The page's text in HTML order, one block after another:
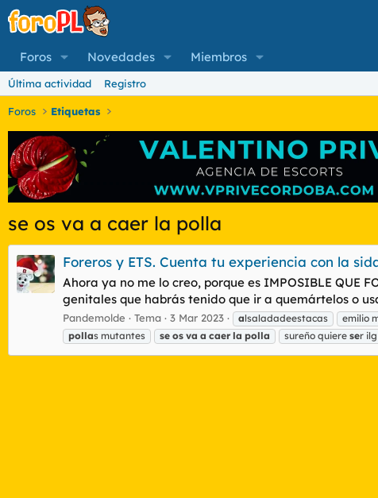
Foros Novedades Miembros
Última actividad Registro
Foros Etiquetas
se os va a caer la polla
Foreros y ETS. Cuenta tu experiencia con la
Ahora ya no me lo creo, porque es IMPOSIBLE QUE
genitales que habrás tenido que ir a quemártelos o
Pandemolde Tema 3 Mar 2023 alsaladadeestacas emilio
pollas mutantes se os va a caer la polla sureño quiere ser